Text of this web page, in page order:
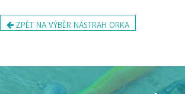
ZPĚT NA VÝBĚR NÁSTRAH ORKA